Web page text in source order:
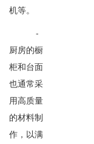
机等。
-
厨房的橱
柜和台面
也通常采
用高质量
的材料制
作，以满